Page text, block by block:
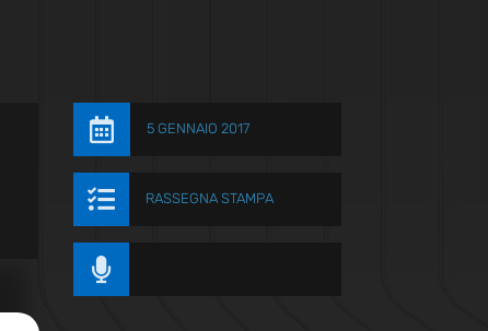
 5 GENNAIO 2017
 RASSEGNA STAMPA
